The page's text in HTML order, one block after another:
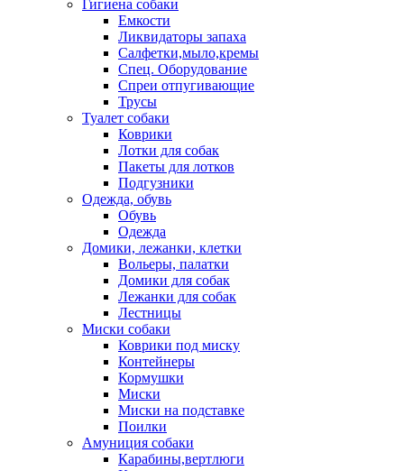
Гигиена собаки
Емкости
Ликвидаторы запаха
Салфетки,мыло,кремы
Спец. Оборудование
Спреи отпугивающие
Трусы
Туалет собаки
Коврики
Лотки для собак
Пакеты для лотков
Подгузники
Одежда, обувь
Обувь
Одежда
Домики, лежанки, клетки
Вольеры, палатки
Домики для собак
Лежанки для собак
Лестницы
Миски собаки
Коврики под миску
Контейнеры
Кормушки
Миски
Миски на подставке
Поилки
Амуниция собаки
Карабины,вертлюги